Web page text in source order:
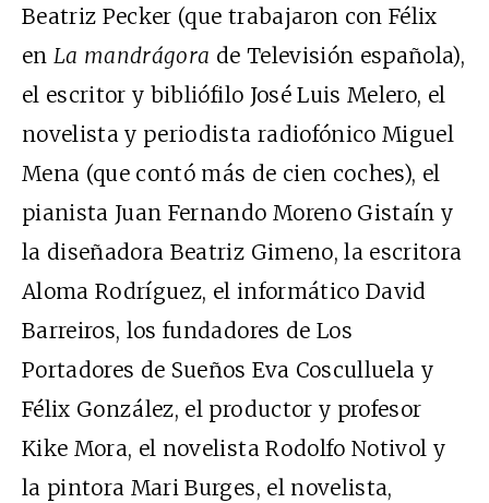
Beatriz Pecker (que trabajaron con Félix
enLa mandrágora de Televisión española),
el escritor y bibliófilo José Luis Melero, el
novelista y periodista radiofónico Miguel
Mena (que contó más de cien coches), el
pianista Juan Fernando Moreno Gistaín y
la diseñadora Beatriz Gimeno, la escritora
Aloma Rodríguez, el informático David
Barreiros, los fundadores de Los
Portadores de Sueños Eva Cosculluela y
Félix González, el productor y profesor
Kike Mora, el novelista Rodolfo Notivol y
la pintora Mari Burges, el novelista,